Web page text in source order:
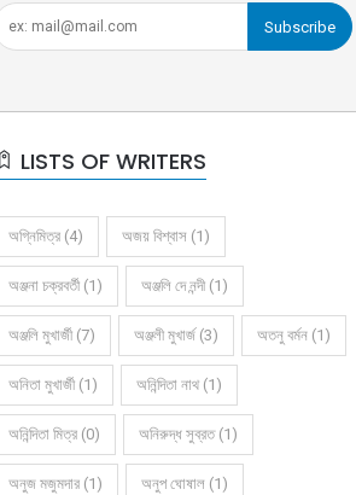
Subscribe
LISTS OF WRITERS
অগ্নিমিত্র (4) অজয় বিশ্বাস (1)
অঞ্জনা চক্রবর্তী (1) অঞ্জলি দে নন্দী (1)
অঞ্জলি মুখার্জী (7) অঞ্জলী মুখার্জ (3) অতনু বর্মন (1)
অনিতা মুখার্জী (1) অনিন্দিতা নাথ (1)
অনিন্দিতা মিত্র (0) অনিরুদ্ধ সুব্রত (1)
অনুজ মজুমদার (1) অনুপ ঘোষাল (1)